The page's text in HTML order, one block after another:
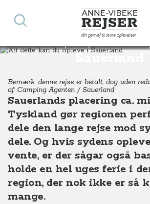
Anne-Vibeke Rejser
din genvej til store oplevelser
Søg
Alt dette kan du
Sauerland
Destinationer Europa Tyskland Alt dette kan du opleve i naturskønne Sauerland
Bemærk: denne rejse er betalt, dog uden
af: Camping Agenten / Sauerland
Sauerlands placering ca.
Tyskland gør regionen
dele den lange rejse mod
dele. Og hvis sydens
vente, er der sågar også
holde en hel uges ferie i
region, der nok ikke er så
mange.